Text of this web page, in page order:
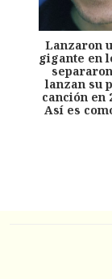
Lanzaron
gigante en
lanzan su
canción en
Así es